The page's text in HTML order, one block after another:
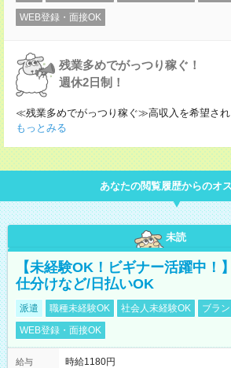
WEB登録・面接OK
残業多めでがっつり稼ぐ！
週休2日制！
≪残業多めでがっつり稼ぐ≫高収入を希望さ
もっとみる
あなたの閲覧履歴からのオ
未読
【未経験OK！ビギナー活躍中！
仕分けなど/日払いOK
派遣 職種未経験OK 社会人未経験OK
ブラ
WEB登録・面接OK
給与
時給1180円